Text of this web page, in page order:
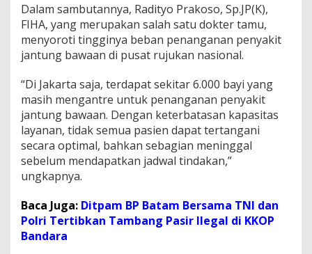
a
n
t
u
n
B
a
w
a
a
n
A
n
d
a
Dalam sambutannya, Radityo Prakoso, Sp.JP(K),
FIHA, yang merupakan salah satu dokter tamu,
menyoroti tingginya beban penanganan penyakit
jantung bawaan di pusat rujukan nasional.
“Di Jakarta saja, terdapat sekitar 6.000 bayi yang
masih mengantre untuk penanganan penyakit
jantung bawaan. Dengan keterbatasan kapasitas
layanan, tidak semua pasien dapat tertangani
secara optimal, bahkan sebagian meninggal
sebelum mendapatkan jadwal tindakan,”
ungkapnya.
Baca Juga: Ditpam BP Batam Bersama TNI dan
Polri Tertibkan Tambang Pasir Ilegal di KKOP
Bandara